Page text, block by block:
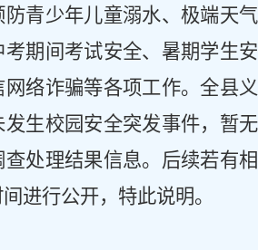
防青少年儿童溺水、极端天气
期间考试安全、暑期学生安
络诈骗等各项工作。全县义
生校园安全突发事件，暂无
处理结果信息。后续若有相
进行公开，特此说明。